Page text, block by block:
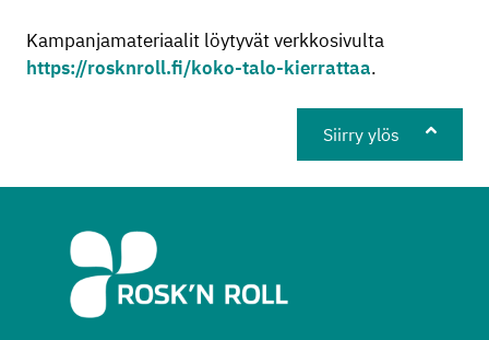
Kampanjamateriaalit löytyvät verkkosivulta
https://rosknroll.fi/koko-talo-kierrattaa.
Siirry ylös